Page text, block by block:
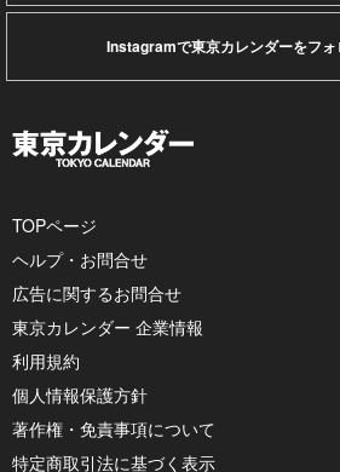
Instagramで東京カレンダーをフォ
TOPページ
ヘルプ・お問合せ
広告に関するお問合せ
東京カレンダー 企業情報
利用規約
個人情報保護方針
著作権・免責事項について
特定商取引法に基づく表示